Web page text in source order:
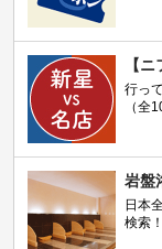
【
行っ
（全
岩盤
日本
検索！